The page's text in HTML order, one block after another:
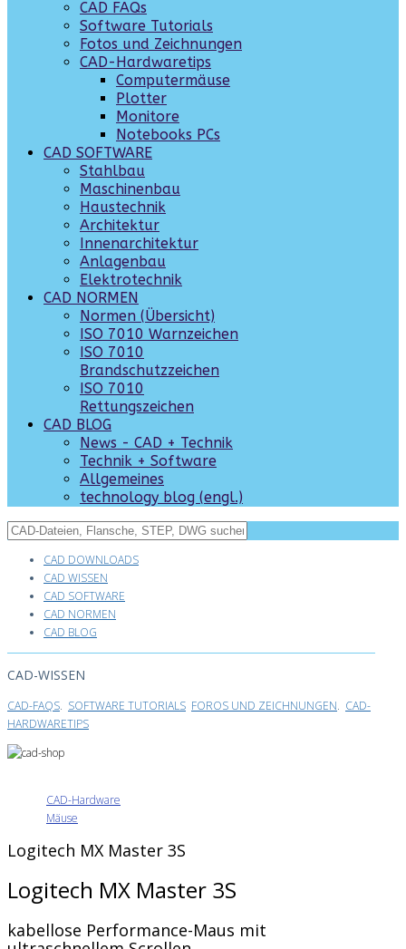
CAD FAQs
Software Tutorials
Fotos und Zeichnungen
CAD-Hardwaretips
Computermäuse
Plotter
Monitore
Notebooks PCs
CAD SOFTWARE
Stahlbau
Maschinenbau
Haustechnik
Architektur
Innenarchitektur
Anlagenbau
Elektrotechnik
CAD NORMEN
Normen (Übersicht)
ISO 7010 Warnzeichen
ISO 7010
Brandschutzzeichen
ISO 7010
Rettungszeichen
CAD BLOG
News - CAD + Technik
Technik + Software
Allgemeines
technology blog (engl.)
CAD DOWNLOADS
CAD WISSEN
CAD SOFTWARE
CAD NORMEN
CAD BLOG
CAD-WISSEN
CAD-FAQS. SOFTWARE TUTORIALS FOROS UND ZEICHNUNGEN. CAD-
HARDWARETIPS
CAD-Hardware
Mäuse
Logitech MX Master 3S
Logitech MX Master 3S
kabellose Performance-Maus mit